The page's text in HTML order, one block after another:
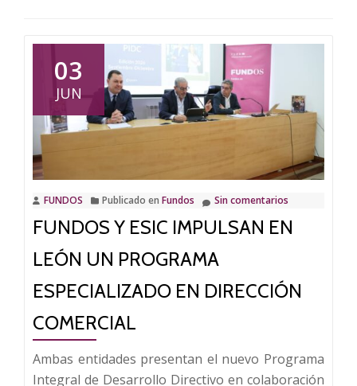
03
JUN
FUNDOS Publicado en Fundos Sin comentarios
FUNDOS Y ESIC IMPULSAN EN
LEÓN UN PROGRAMA
ESPECIALIZADO EN DIRECCIÓN
COMERCIAL
Ambas entidades presentan el nuevo Programa
Integral de Desarrollo Directivo en colaboración